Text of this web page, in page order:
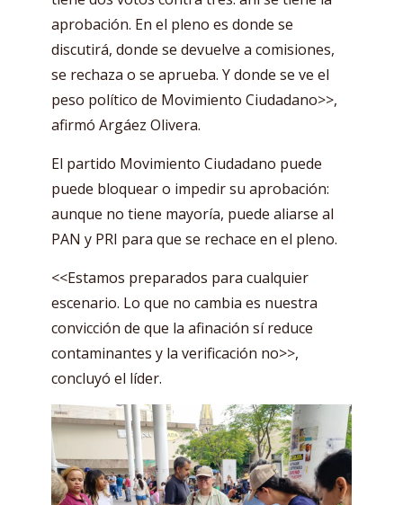
aprobación. En el pleno es donde se
discutirá, donde se devuelve a comisiones,
se rechaza o se aprueba. Y donde se ve el
peso político de Movimiento Ciudadano>>,
afirmó Argáez Olivera.
El partido Movimiento Ciudadano puede
puede bloquear o impedir su aprobación:
aunque no tiene mayoría, puede aliarse al
PAN y PRI para que se rechace en el pleno.
<<Estamos preparados para cualquier
escenario. Lo que no cambia es nuestra
convicción de que la afinación sí reduce
contaminantes y la verificación no>>,
concluyó el líder.